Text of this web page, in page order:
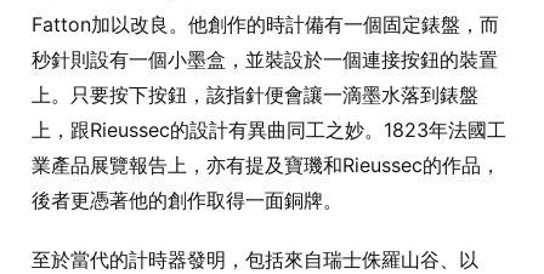
Fatton加以改良。他創作的時計備有一個固定錶盤，而
秒針則設有一個小墨盒，並裝設於一個連接按鈕的裝置
上。只要按下按鈕，該指針便會讓一滴墨水落到錶盤
上，跟Rieussec的設計有異曲同工之妙。1823年法國工
業產品展覽報告上，亦有提及寶璣和Rieussec的作品，
後者更憑著他的創作取得一面銅牌。
至於當代的計時器發明，包括來自瑞士侏羅山谷、以